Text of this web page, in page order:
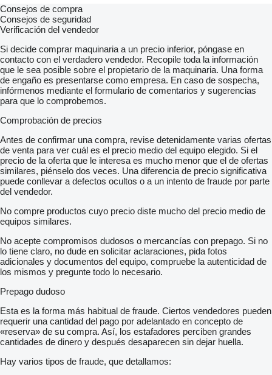
Consejos de compra
Consejos de seguridad
Verificación del vendedor
Si decide comprar maquinaria a un precio inferior, póngase en
contacto con el verdadero vendedor. Recopile toda la información
que le sea posible sobre el propietario de la maquinaria. Una forma
de engaño es presentarse como empresa. En caso de sospecha,
infórmenos mediante el formulario de comentarios y sugerencias
para que lo comprobemos.
Comprobación de precios
Antes de confirmar una compra, revise detenidamente varias ofertas
de venta para ver cuál es el precio medio del equipo elegido. Si el
precio de la oferta que le interesa es mucho menor que el de ofertas
similares, piénselo dos veces. Una diferencia de precio significativa
puede conllevar a defectos ocultos o a un intento de fraude por parte
del vendedor.
No compre productos cuyo precio diste mucho del precio medio de
equipos similares.
No acepte compromisos dudosos o mercancías con prepago. Si no
lo tiene claro, no dude en solicitar aclaraciones, pida fotos
adicionales y documentos del equipo, compruebe la autenticidad de
los mismos y pregunte todo lo necesario.
Prepago dudoso
Esta es la forma más habitual de fraude. Ciertos vendedores pueden
requerir una cantidad del pago por adelantado en concepto de
«reserva» de su compra. Así, los estafadores perciben grandes
cantidades de dinero y después desaparecen sin dejar huella.
Hay varios tipos de fraude, que detallamos: